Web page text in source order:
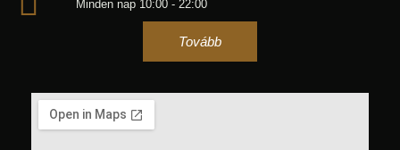
Minden nap 10:00 - 22:00
Tovább